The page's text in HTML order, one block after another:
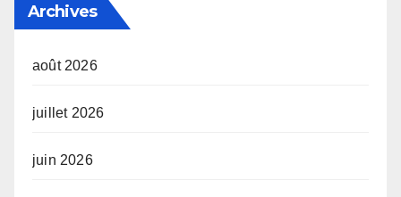
Archives
août 2026
juillet 2026
juin 2026